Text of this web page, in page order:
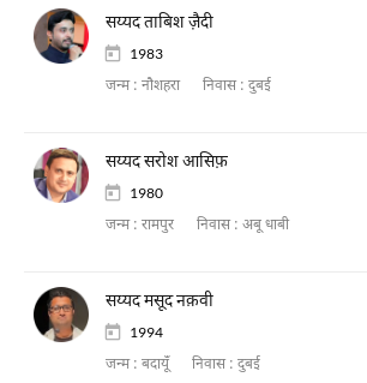
सय्यद ताबिश ज़ैदी
1983
जन्म : नौशहरा निवास : दुबई
सय्यद सरोश आसिफ़
1980
जन्म : रामपुर निवास : अबू धाबी
सय्यद मसूद नक़वी
1994
जन्म : बदायूँ निवास : दुबई